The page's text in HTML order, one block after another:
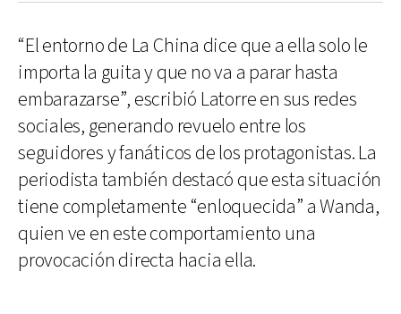
“El entorno de La China dice que a ella solo le
importa la guita y que no va a parar hasta
embarazarse”, escribió Latorre en sus redes
sociales, generando revuelo entre los
seguidores y fanáticos de los protagonistas. La
periodista también destacó que esta situación
tiene completamente “enloquecida” a Wanda,
quien ve en este comportamiento una
provocación directa hacia ella.